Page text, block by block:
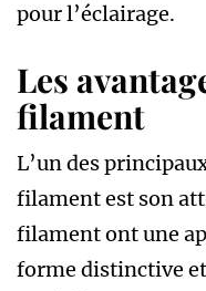
pour l’éclairage.
Les
filament
L’un des
filament est son
filament ont une
forme distinctive